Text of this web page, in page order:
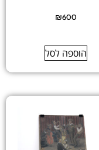
₪600
הוספה לסל